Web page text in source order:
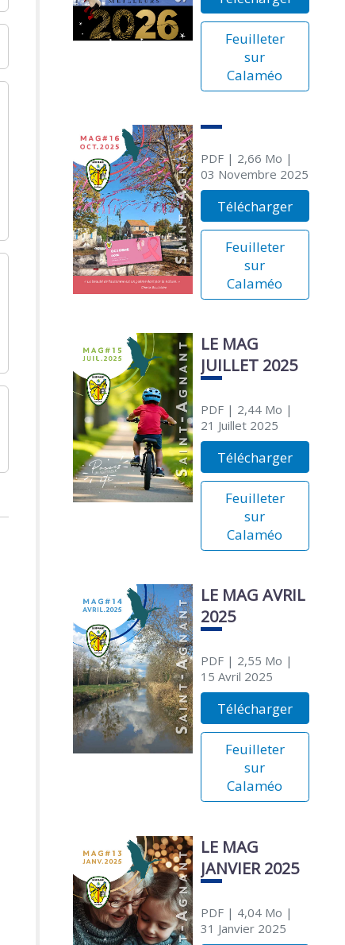
Feuilleter
sur
Calaméo
PDF| 2,66 Mo |
03 Novembre 2025
Télécharger
Feuilleter
sur
Calaméo
LE MAG
JUILLET 2025
PDF| 2,44 Mo |
21 Juillet 2025
Télécharger
Feuilleter
sur
Calaméo
LE MAG AVRIL
2025
PDF| 2,55 Mo |
15 Avril 2025
Télécharger
Feuilleter
sur
Calaméo
LE MAG
JANVIER 2025
PDF| 4,04 Mo |
31 Janvier 2025